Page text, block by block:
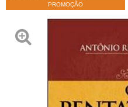
PROMOÇÃO